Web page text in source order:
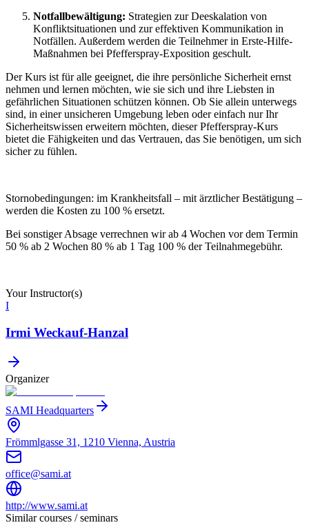
Notfallbewältigung: Strategien zur Deeskalation von
Konfliktsituationen und zur effektiven Kommunikation in
Notfällen. Außerdem werden die Teilnehmer in Erste-Hilfe-
Maßnahmen bei Pfefferspray-Exposition geschult.
Der Kurs ist für alle geeignet, die ihre persönliche Sicherheit ernst
nehmen und lernen möchten, wie sie sich und ihre Liebsten in
gefährlichen Situationen schützen können. Ob Sie allein unterwegs
sind, in einer unsicheren Umgebung leben oder einfach nur Ihr
Sicherheitswissen erweitern möchten, dieser Pfefferspray-Kurs
bietet die Fähigkeiten und das Vertrauen, das Sie benötigen, um sich
sicher zu fühlen.
Stornobedingungen: im Krankheitsfall – mit ärztlicher Bestätigung –
werden die Kosten zu 100 % ersetzt.
Bei sonstiger Absage verrechnen wir ab 4 Wochen vor dem Termin
50 % ab 2 Wochen 80 % ab 1 Tag 100 % der Teilnahmegebühr.
Your Instructor(s)
I
Irmi Weckauf-Hanzal
Organizer
SAMI Headquarters
Frömmlgasse 31, 1210 Vienna, Austria
office@sami.at
http://www.sami.at
Similar courses / seminars